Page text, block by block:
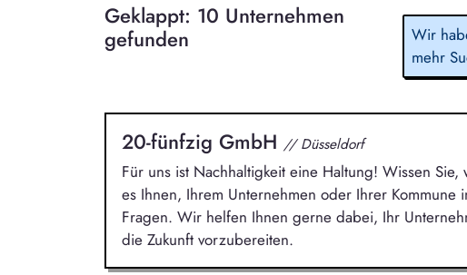
Geklappt: 10 Unternehmen
gefunden
Wir
mehr
20-fünfzig GmbH // Düsseldorf
Für uns ist Nachhaltigkeit eine Haltung! Wissen
es Ihnen, Ihrem Unternehmen oder Ihrer
Fragen. Wir helfen Ihnen gerne dabei, Ihr
die Zukunft vorzubereiten.